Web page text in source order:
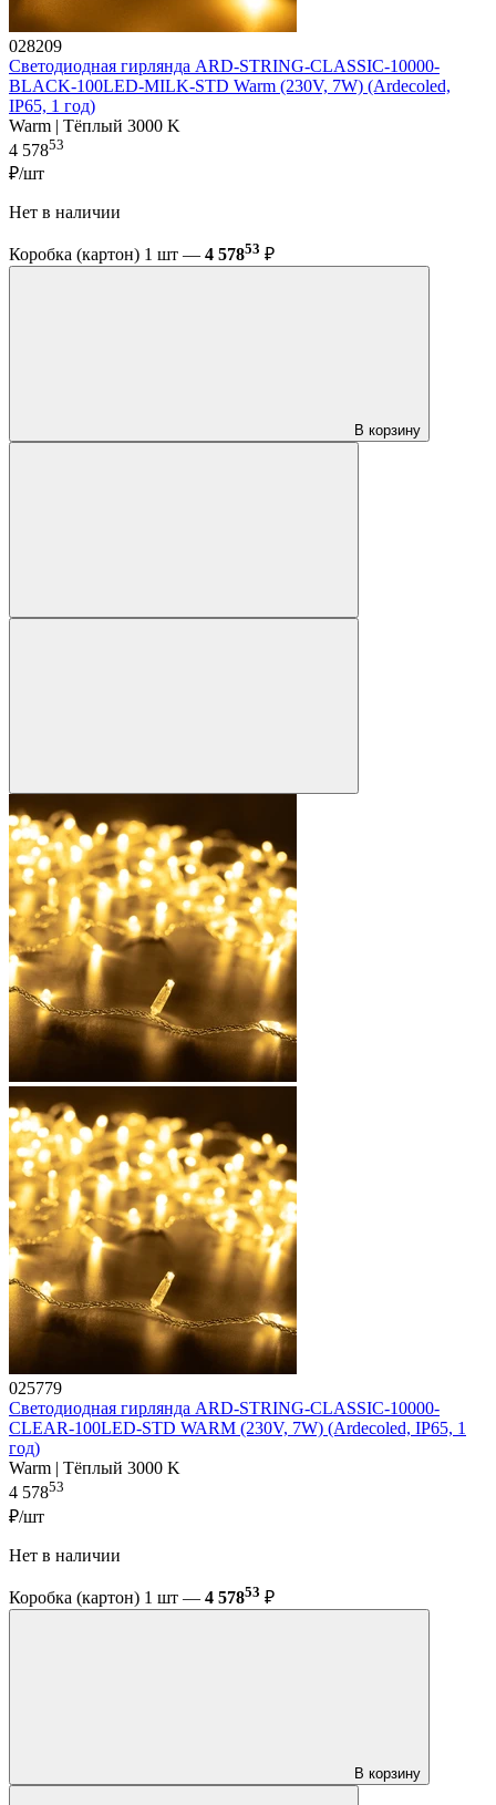
028209
Светодиодная гирлянда ARD-STRING-CLASSIC-10000-
BLACK-100LED-MILK-STD Warm (230V, 7W) (Ardecoled,
IP65, 1 год)
Warm | Тёплый 3000 K
4 57853
₽/шт
Нет в наличии
Коробка (картон) 1 шт — 4 57853 ₽
В корзину
025779
Светодиодная гирлянда ARD-STRING-CLASSIC-10000-
CLEAR-100LED-STD WARM (230V, 7W) (Ardecoled, IP65, 1
год)
Warm | Тёплый 3000 K
4 57853
₽/шт
Нет в наличии
Коробка (картон) 1 шт — 4 57853 ₽
В корзину